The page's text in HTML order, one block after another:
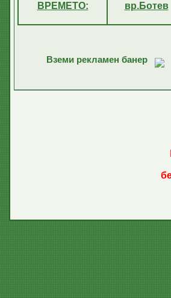
ВРЕМЕТО: вр.Ботев
Вземи рекламен банер